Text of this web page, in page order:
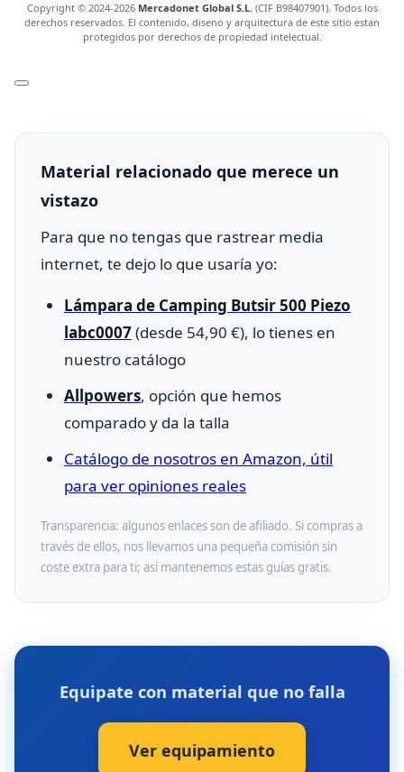
Copyright © 2024-2026 Mercadonet Global S.L.(CIF B98407901). Todos los
derechos reservados. El contenido, diseno y arquitectura de este sitio estan
protegidos por derechos de propiedad intelectual.
Material relacionado que merece un
vistazo
Para que no tengas que rastrear media
internet, te dejo lo que usaría yo:
Lámpara de Camping Butsir 500 Piezo
labc0007(desde 54,90 €), lo tienes en
nuestro catálogo
Allpowers, opción que hemos
comparado y da la talla
Catálogo de nosotros en Amazon, útil
para ver opiniones reales
Transparencia: algunos enlaces son de afiliado. Si compras a
través de ellos, nos llevamos una pequeña comisión sin
coste extra para ti; así mantenemos estas guías gratis.
Equipate con material que no falla
Ver equipamiento